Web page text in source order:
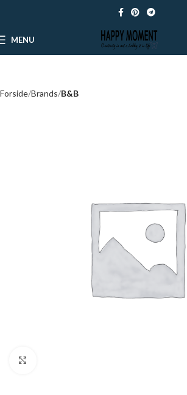
MENU
Forside Brands B&B